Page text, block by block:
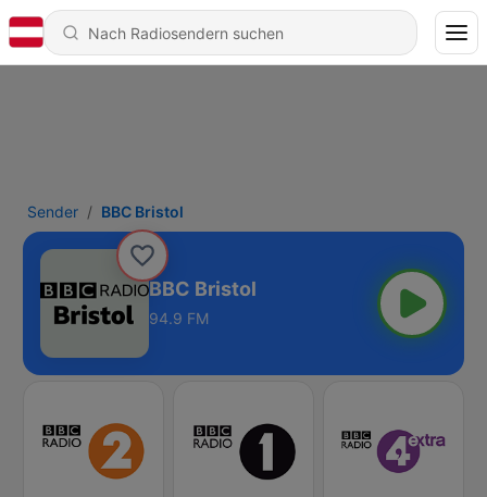
Sender BBC Bristol
BBC Bristol
94.9 FM